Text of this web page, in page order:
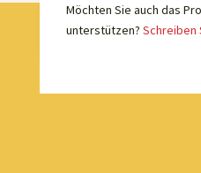
Möchten Sie auch das
unterstützen? Schreiben